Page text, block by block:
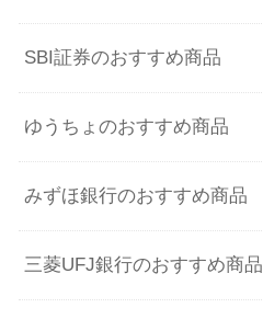
SBI証券のおすすめ商品
ゆうちょのおすすめ商品
みずほ銀行のおすすめ商品
三菱UFJ銀行のおすすめ商品